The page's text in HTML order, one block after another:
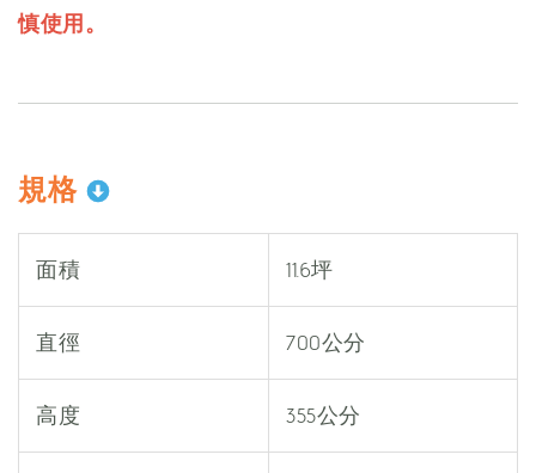
慎使用。
規格
面積 11.6坪
直徑 700公分
高度 355公分